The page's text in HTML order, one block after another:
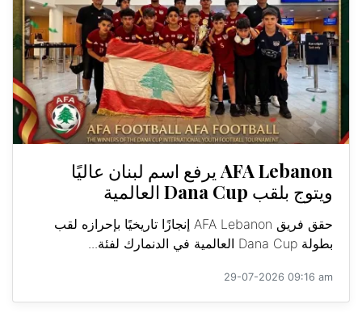
AFA Lebanon يرفع اسم لبنان عاليًا
ويتوج بلقب Dana Cup العالمية
حقق فريق AFA Lebanon إنجازًا تاريخيًا بإحرازه لقب
بطولة Dana Cup العالمية في الدنمارك لفئة...
29-07-2026 09:16 am